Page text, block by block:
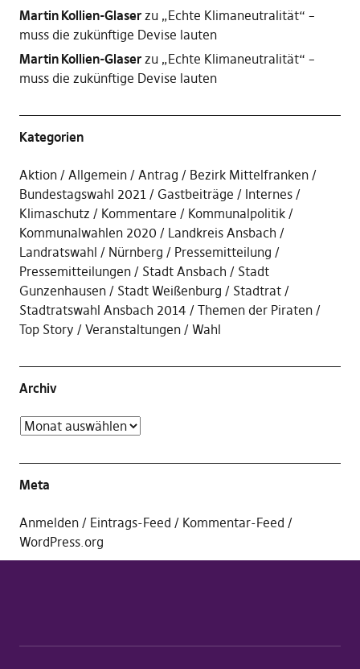
Martin Kollien-Glaserzu „Echte Klimaneutralität“ –
muss die zukünftige Devise lauten
Martin Kollien-Glaserzu „Echte Klimaneutralität“ –
muss die zukünftige Devise lauten
Kategorien
Aktion Allgemein Antrag
Bezirk Mittelfranken
Bundestagswahl 2021
Gastbeiträge
Internes
Klimaschutz
Kommentare
Kommunalpolitik
Kommunalwahlen 2020
Landkreis Ansbach
Landratswahl
Nürnberg
Pressemitteilung
Pressemitteilungen
Stadt Ansbach
Stadt
Gunzenhausen
Stadt Weißenburg
Stadtrat
Stadtratswahl Ansbach 2014
Themen der Piraten
Top Story
Veranstaltungen Wahl
Archiv
Meta
Anmelden Eintrags-Feed
Kommentar-Feed
WordPress.org